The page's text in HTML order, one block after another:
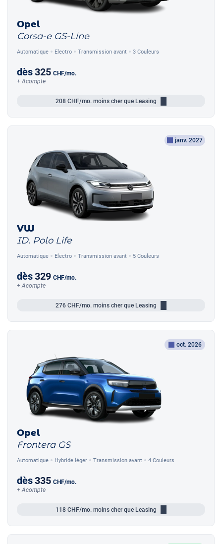
Opel
Corsa-e GS-Line
Automatique Electro Transmission avant 3 Couleurs
dès325 CHF/mo.
+ Acompte
208 CHF/mo. moins cher que Leasing
janv. 2027
VW
ID. Polo Life
Automatique Electro Transmission avant 5 Couleurs
dès329 CHF/mo.
+ Acompte
276 CHF/mo. moins cher que Leasing
oct. 2026
Opel
Frontera GS
Automatique Hybride léger Transmission avant 4 Couleurs
dès335 CHF/mo.
+ Acompte
118 CHF/mo. moins cher que Leasing